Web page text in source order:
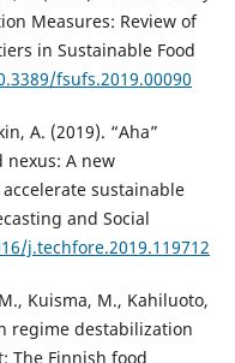
Measures: Review of
in Sustainable Food
fsufs.2019.00090
A. (2019). “Aha”
A new
sustainable
and Social
j.techfore.2019.119712
Kuisma, M., Kahiluoto,
regime destabilization
The Finnish food